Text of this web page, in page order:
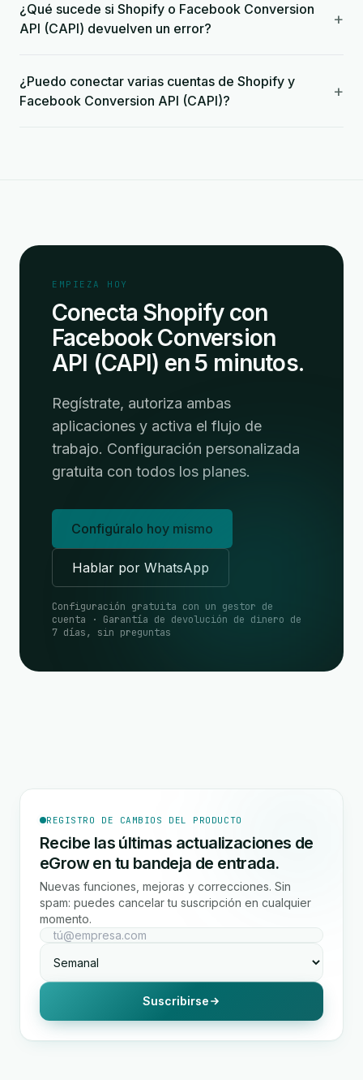
¿Qué sucede si Shopify o Facebook Conversion
API (CAPI) devuelven un error?
+
¿Puedo conectar varias cuentas de Shopify y
Facebook Conversion API (CAPI)?
+
EMPIEZA HOY
Conecta Shopify con
Facebook Conversion
API (CAPI) en 5 minutos.
Regístrate, autoriza ambas
aplicaciones y activa el flujo de
trabajo. Configuración personalizada
gratuita con todos los planes.
Configúralo hoy mismo
Hablar por WhatsApp
Configuración gratuita con un gestor de
cuenta · Garantía de devolución de dinero de
7 días, sin preguntas
REGISTRO DE CAMBIOS DEL PRODUCTO
Recibe las últimas actualizaciones de
eGrow en tu bandeja de entrada.
Nuevas funciones, mejoras y correcciones. Sin
spam: puedes cancelar tu suscripción en cualquier
momento.
Suscribirse